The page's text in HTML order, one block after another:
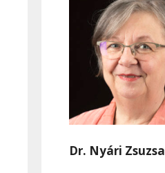
Dr. Nyári Zsuzsa